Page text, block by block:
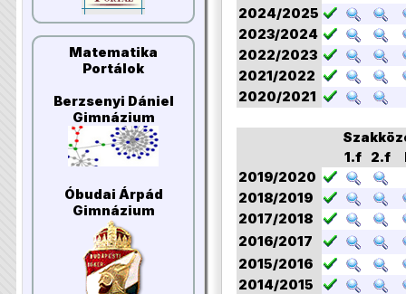
Matematika
Portálok
Berzsenyi Dániel
Gimnázium
Óbudai Árpád
Gimnázium
2024/2025
2023/2024
2022/2023
2021/2022
2020/2021
1.f
2.f
2019/2020
2018/2019
2017/2018
2016/2017
2015/2016
2014/2015